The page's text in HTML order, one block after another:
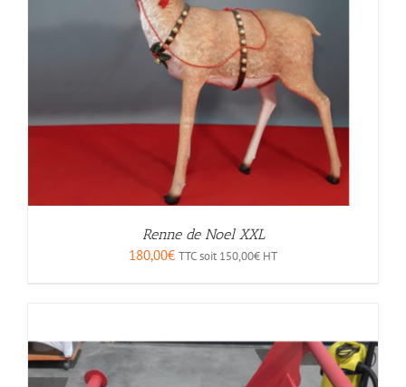
Renne de Noel XXL
180,00€ TTC soit 150,00€ HT